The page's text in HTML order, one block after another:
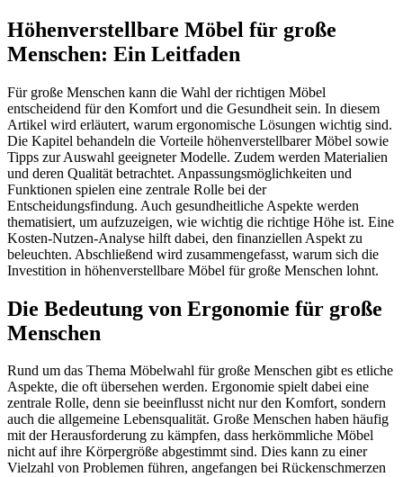
Höhenverstellbare Möbel für große
Menschen: Ein Leitfaden
Für große Menschen kann die Wahl der richtigen Möbel
entscheidend für den Komfort und die Gesundheit sein. In diesem
Artikel wird erläutert, warum ergonomische Lösungen wichtig sind.
Die Kapitel behandeln die Vorteile höhenverstellbarer Möbel sowie
Tipps zur Auswahl geeigneter Modelle. Zudem werden Materialien
und deren Qualität betrachtet. Anpassungsmöglichkeiten und
Funktionen spielen eine zentrale Rolle bei der
Entscheidungsfindung. Auch gesundheitliche Aspekte werden
thematisiert, um aufzuzeigen, wie wichtig die richtige Höhe ist. Eine
Kosten-Nutzen-Analyse hilft dabei, den finanziellen Aspekt zu
beleuchten. Abschließend wird zusammengefasst, warum sich die
Investition in höhenverstellbare Möbel für große Menschen lohnt.
Die Bedeutung von Ergonomie für große
Menschen
Rund um das Thema Möbelwahl für große Menschen gibt es etliche
Aspekte, die oft übersehen werden. Ergonomie spielt dabei eine
zentrale Rolle, denn sie beeinflusst nicht nur den Komfort, sondern
auch die allgemeine Lebensqualität. Große Menschen haben häufig
mit der Herausforderung zu kämpfen, dass herkömmliche Möbel
nicht auf ihre Körpergröße abgestimmt sind. Dies kann zu einer
Vielzahl von Problemen führen, angefangen bei Rückenschmerzen